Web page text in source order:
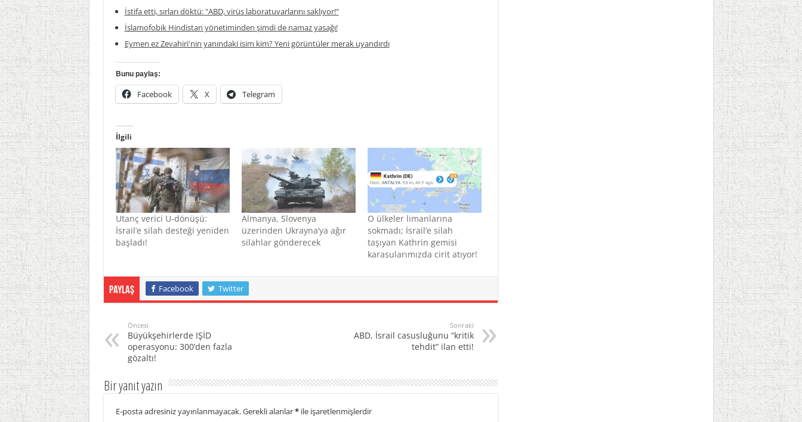
İstifa etti, sırları döktü: "ABD, virüs laboratuvarlarını saklıyor!"
İslamofobik Hindistan yönetiminden şimdi de namaz yasağı!
Eymen ez Zevahiri'nin yanındaki isim kim? Yeni görüntüler merak uyandırdı
Bunu paylaş:
Facebook X Telegram
İlgili
Utanç verici U-dönüşü:
İsrail’e silah desteği yeniden
başladı!
Almanya, Slovenya
üzerinden Ukrayna’ya ağır
silahlar gönderecek
O ülkeler limanlarına
sokmadı; İsrail’e silah
taşıyan Kathrin gemisi
karasularımızda cirit atıyor!
Paylaş Facebook Twitter
Öncesi
Büyükşehirlerde IŞİD
operasyonu: 300’den fazla
gözaltı!
Sonraki
ABD, İsrail casusluğunu “kritik
tehdit” ilan etti!
Bir yanıt yazın
E-posta adresiniz yayınlanmayacak.Gerekli alanlar*ile işaretlenmişlerdir